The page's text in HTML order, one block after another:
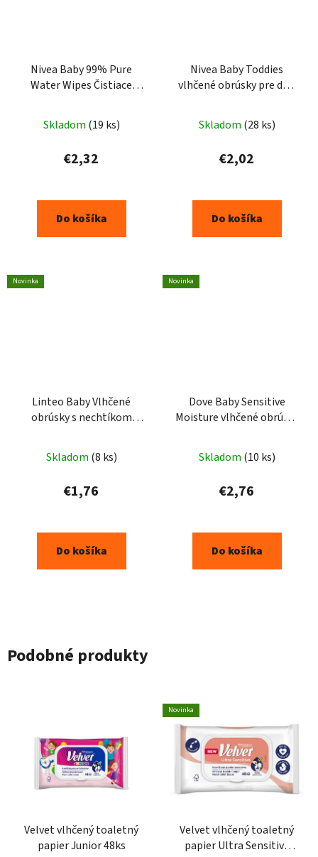
Nivea Baby 99% Pure
Water Wipes Čistiace
Skladom (19 ks)
€2,32
Do košíka
Nivea Baby Toddies
vlhčené obrúsky pre deti
Skladom (28 ks)
€2,02
Do košíka
Novinka
Linteo Baby Vlhčené
obrúsky s nechtíkom
Skladom (8 ks)
€1,76
Do košíka
Novinka
Dove Baby Sensitive
Moisture vlhčené obrúsky
Skladom (10 ks)
€2,76
Do košíka
Podobné produkty
Velvet vlhčený toaletný
papier Junior 48ks
Novinka
Velvet vlhčený toaletný
papier Ultra Sensitive